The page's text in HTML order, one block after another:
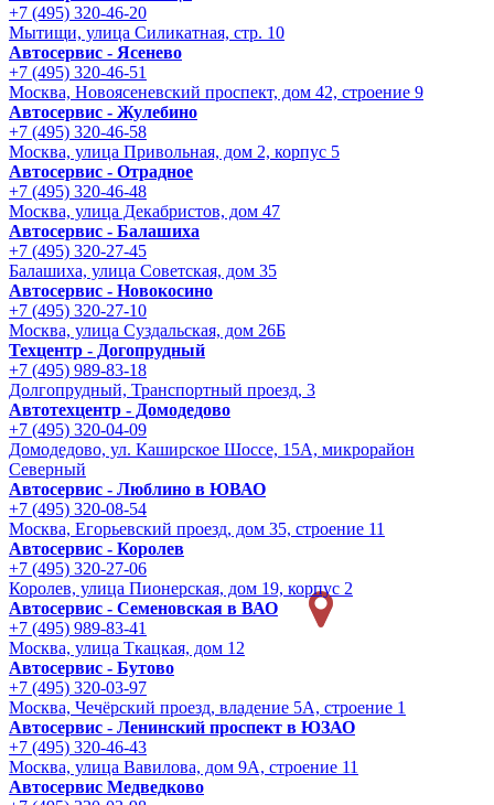
+7 (495) 320-46-20
Мытищи, улица Силикатная, стр. 10
Автосервис - Ясенево
+7 (495) 320-46-51
Москва, Новоясеневский проспект, дом 42, строение 9
Автосервис - Жулебино
+7 (495) 320-46-58
Москва, улица Привольная, дом 2, корпус 5
Автосервис - Отрадное
+7 (495) 320-46-48
Москва, улица Декабристов, дом 47
Автосервис - Балашиха
+7 (495) 320-27-45
Балашиха, улица Советская, дом 35
Автосервис - Новокосино
+7 (495) 320-27-10
Москва, улица Суздальская, дом 26Б
Техцентр - Догопрудный
+7 (495) 989-83-18
Долгопрудный, Транспортный проезд, 3
Автотехцентр - Домодедово
+7 (495) 320-04-09
Домодедово, ул. Каширское Шоссе, 15А, микрорайон
Северный
Автосервис - Люблино в ЮВАО
+7 (495) 320-08-54
Москва, Егорьевский проезд, дом 35, строение 11
Автосервис - Королев
+7 (495) 320-27-06
Королев, улица Пионерская, дом 19, корпус 2
Автосервис - Семеновская в ВАО
+7 (495) 989-83-41
Москва, улица Ткацкая, дом 12
Автосервис - Бутово
+7 (495) 320-03-97
Москва, Чечёрский проезд, владение 5А, строение 1
Автосервис - Ленинский проспект в ЮЗАО
+7 (495) 320-46-43
Москва, улица Вавилова, дом 9A, строение 11
Автосервис Медведково